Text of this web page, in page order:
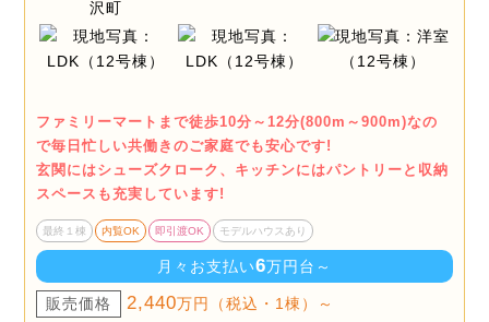
ファミリーマートまで徒歩10分～12分(800m～900m)なの
で毎日忙しい共働きのご家庭でも安心です!
玄関にはシューズクローク、キッチンにはパントリーと収納
スペースも充実しています!
最終１棟 内覧OK 即引渡OK モデルハウスあり
月々お支払い6万円台～
販売価格 2,440万円（税込・1棟）～